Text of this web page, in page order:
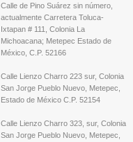
Calle de Pino Suárez sin número,
actualmente Carretera Toluca-
Ixtapan # 111, Colonia La
Michoacana; Metepec Estado de
México, C.P. 52166
Calle Lienzo Charro 223 sur, Colonia
San Jorge Pueblo Nuevo, Metepec,
Estado de México C.P. 52154
Calle Lienzo Charro 323, sur, Colonia
San Jorge Pueblo Nuevo, Metepec,